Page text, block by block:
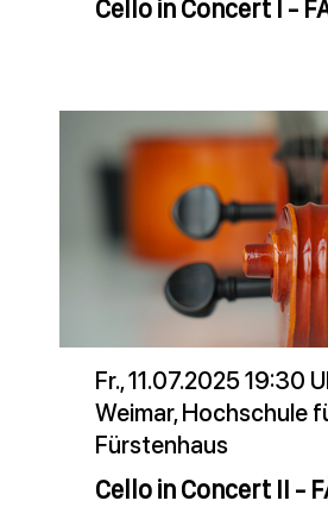
Cello in Concert I -
Fr., 11.07.2025 19:30
Weimar, Hochschule
Fürstenhaus
Cello in Concert II -